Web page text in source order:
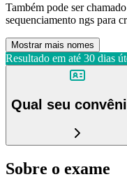
Também pode ser
sequenciamento ngs para
Mostrar mais nomes
Resultado em até 30 dias
Qual seu
Sobre o exame